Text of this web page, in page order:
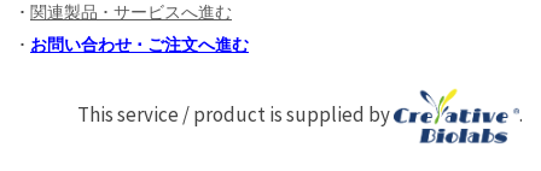
･ 関連製品 ･ サービスへ進む
･ お問い合わせ ･ ご注文へ進む
This service / product is supplied by .